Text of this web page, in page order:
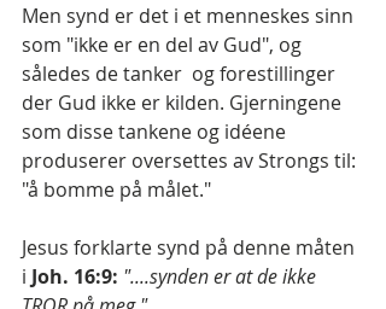
Men synd er det i et menneskes sinn
som "ikke er en del av Gud", og
således de tanker  og forestillinger
der Gud ikke er kilden. Gjerningene
som disse tankene og idéene
produserer oversettes av Strongs til:
"å bomme på målet."
Jesus forklarte synd på denne måten
i Joh. 16:9: "....synden er at de ikke